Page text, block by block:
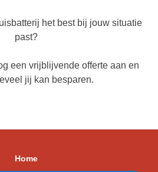
het best bij jouw situatie
past?
een vrijblijvende offerte aan en
jij kan besparen.
Home